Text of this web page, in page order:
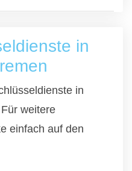
in
in
weitere
einfach auf den